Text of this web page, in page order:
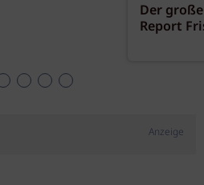
Der
Report
Anzeige